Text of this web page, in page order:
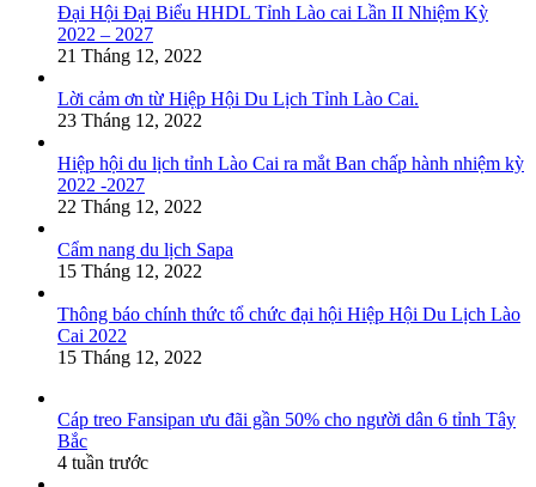
Đại Hội Đại Biểu HHDL Tỉnh Lào cai Lần II Nhiệm Kỳ
2022 – 2027
21 Tháng 12, 2022
Lời cảm ơn từ Hiệp Hội Du Lịch Tỉnh Lào Cai.
23 Tháng 12, 2022
Hiệp hội du lịch tỉnh Lào Cai ra mắt Ban chấp hành nhiệm kỳ
2022 -2027
22 Tháng 12, 2022
Cẩm nang du lịch Sapa
15 Tháng 12, 2022
Thông báo chính thức tổ chức đại hội Hiệp Hội Du Lịch Lào
Cai 2022
15 Tháng 12, 2022
Cáp treo Fansipan ưu đãi gần 50% cho người dân 6 tỉnh Tây
Bắc
4 tuần trước